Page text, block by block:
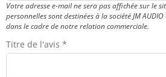
Votre adresse e-mail ne sera pas affichée sur le
personnelles sont destinées à la société JM
dans le cadre de notre relation commerciale.
Titre de l'avis *